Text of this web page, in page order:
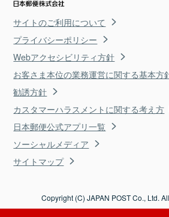
サイトのご利用について
プライバシーポリシー
Webアクセシビリティ方針
お客さま本位の業務運営に関する基本方
勧誘方針
カスタマーハラスメントに関する考え方
日本郵便公式アプリ一覧
ソーシャルメディア
サイトマップ
Copyright (C) JAPAN POST Co., Ltd.